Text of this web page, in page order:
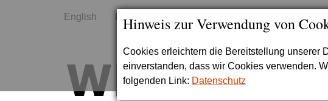
Hinweis zur Verwendung von
Cookies erleichtern die Bereitstellung unserer
einverstanden, dass wir Cookies verwenden.
folgenden Link: Datenschutz
English